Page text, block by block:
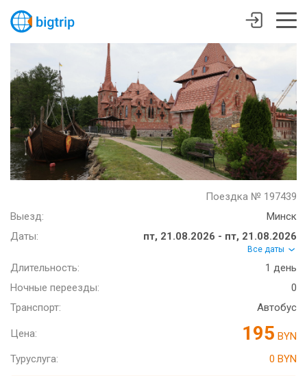
Поездка № 197439
Выезд:
Минск
Даты:
пт, 21.08.2026 - пт, 21.08.2026
Все даты
Длительность:
1 день
Ночные переезды:
0
Транспорт:
Автобус
Цена: 195 BYN
Туруслуга:
0 BYN